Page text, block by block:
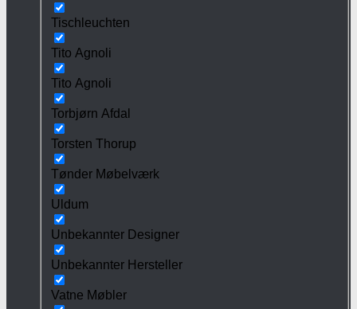
Tischleuchten
Tito Agnoli
Tito Agnoli
Torbjørn Afdal
Torsten Thorup
Tønder Møbelværk
Uldum
Unbekannter Designer
Unbekannter Hersteller
Vatne Møbler